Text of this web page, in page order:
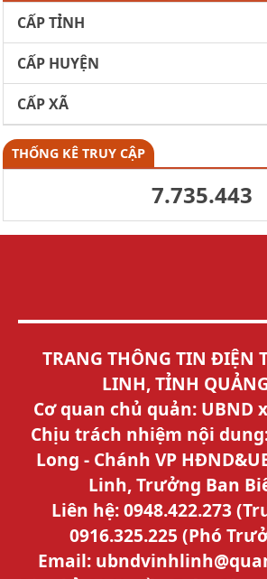
CẤP TỈNH
CẤP HUYỆN
CẤP XÃ
THỐNG KÊ TRUY CẬP
7.735.443
TRANG THÔNG TIN ĐIỆN
LINH, TỈNH
Cơ quan chủ quản: UBND
Chịu trách nhiệm nội
Long - Chánh VP
Linh, Trưởng Ban
Liên hệ: 0948.422.273
0916.325.225 (Phó
Email: